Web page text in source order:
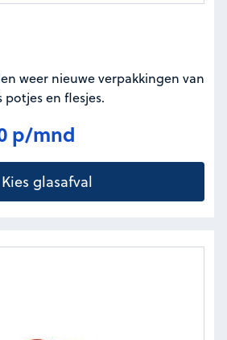
weer nieuwe verpakkingen van
potjes en flesjes.
p/mnd
Kies glasafval